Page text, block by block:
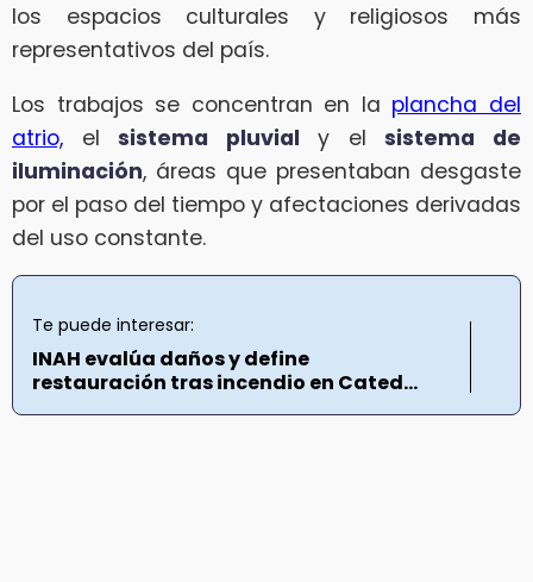
los espacios culturales y religiosos más
representativos del país.
Los trabajos se concentran en la plancha del
atrio, elsistema pluvial y elsistema de
iluminación, áreas que presentaban desgaste
por el paso del tiempo y afectaciones derivadas
del uso constante.
Te puede interesar:
INAH evalúa daños y define
restauración tras incendio en Cated...